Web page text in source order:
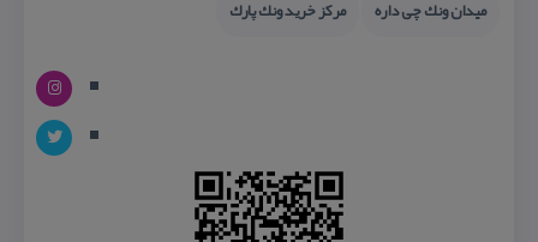
میدان ونك چی داره
مركز خرید ونك پارك